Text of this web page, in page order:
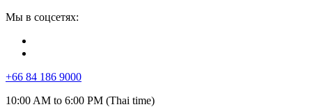
Мы в соцсетях:
+66 84 186 9000
10:00 AM to 6:00 PM (Thai time)